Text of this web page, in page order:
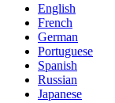
English
French
German
Portuguese
Spanish
Russian
Japanese